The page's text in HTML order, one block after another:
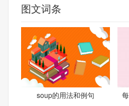
图文词条
soup的用法和例句